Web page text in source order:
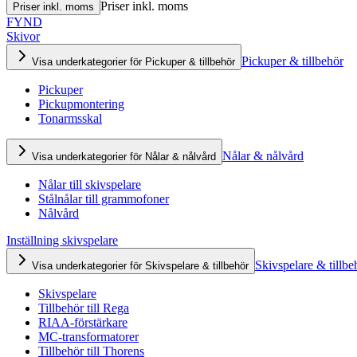
Priser inkl. moms Priser inkl. moms
FYND
Skivor
Visa underkategorier för Pickuper & tillbehör Pickuper & tillbehör
Pickuper
Pickupmontering
Tonarmsskal
Visa underkategorier för Nålar & nålvård Nålar & nålvård
Nålar till skivspelare
Stålnålar till grammofoner
Nålvård
Inställning skivspelare
Visa underkategorier för Skivspelare & tillbehör Skivspelare &
Skivspelare
Tillbehör till Rega
RIAA-förstärkare
MC-transformatorer
Tillbehör till Thorens